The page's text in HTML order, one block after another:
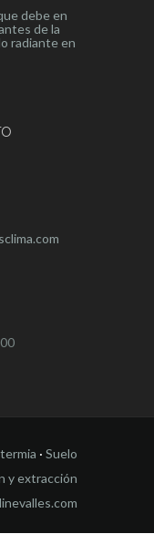
debe en
de la
radiante en
· Suelo
y extracción